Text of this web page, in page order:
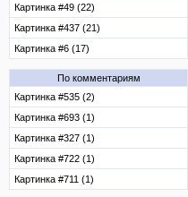
Картинка #49 (22)
Картинка #437 (21)
Картинка #6 (17)
По комментариям
Картинка #535 (2)
Картинка #693 (1)
Картинка #327 (1)
Картинка #722 (1)
Картинка #711 (1)